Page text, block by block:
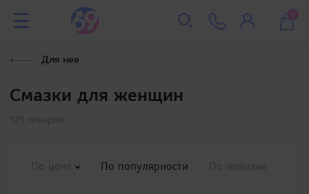
0
Для нее
Смазки для женщин
129 товаров
По цене По популярности По новизне